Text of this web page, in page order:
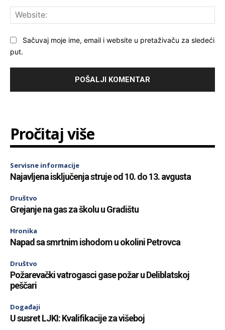
Sačuvaj moje ime, email i website u pretaživaču za sledeći
put.
Pročitaj više
Servisne informacije
Najavljena isključenja struje od 10. do 13. avgusta
Društvo
Grejanje na gas za školu u Gradištu
Hronika
Napad sa smrtnim ishodom u okolini Petrovca
Društvo
Požarevački vatrogasci gase požar u Deliblatskoj
peščari
Događaji
U susret LJKI: Kvalifikacije za višeboj